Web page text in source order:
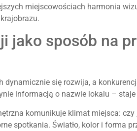
miejscowościach harmonia
jako sposób na
dynamicznie się rozwija, a
informacją o nazwie lokalu –
komunikuje klimat miejsca:
spotkania. Światło, kolor i forma